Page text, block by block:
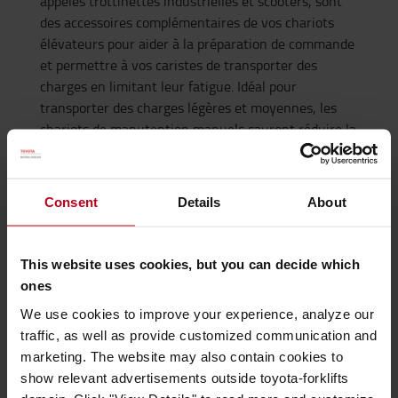
Consent Details About
This website uses cookies, but you can decide which
ones
We use cookies to improve your experience, analyze our
traffic, as well as provide customized communication and
marketing. The website may also contain cookies to
show relevant advertisements outside toyota-forklifts
des accessoires complémentaires de vos chariots
élévateurs pour aider à la préparation de commande
et permettre à vos caristes de transporter des
charges en limitant leur fatigue. Idéal pour
transporter des charges légères et moyennes, les
chariots de manutention manuels sauront réduire la
fatigue de vos caristes dans l’exécution de leurs
tâches. Certaines distances peuvent être longues à
parcourir à pied et ne nécessite pas l’utilisation d’un
rendre d’un point A à un point B rapidement.
Renforcez la sécurité de votre espace de
travail
Les entrepôts sont des environnements dans lequel
cohabitent piétons et chariots élévateurs. Des